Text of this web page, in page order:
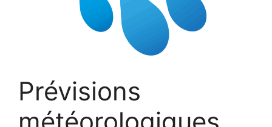
Prévisions